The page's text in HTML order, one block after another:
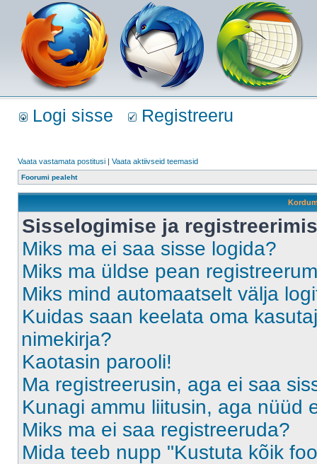
Logi sisse Registreeru
Vaata vastamata postitusi | Vaata aktiivseid teemasid
Foorumi pealeht
Sisselogimise ja
Miks ma ei saa sisse logida?
Miks ma üldse pean
Miks mind automaatselt välja
Kuidas saan keelata oma
nimekirja?
Kaotasin parooli!
Ma registreerusin, aga ei saa
Kunagi ammu liitusin, aga nüüd
Miks ma ei saa registreeruda?
Mida teeb nupp "Kustuta kõik